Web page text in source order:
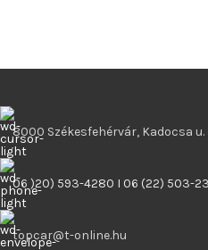
8000 Székesfehérvár, Kadocsa u.
06 )20) 593-4280 I 06 (22) 503-
topcar@t-online.hu